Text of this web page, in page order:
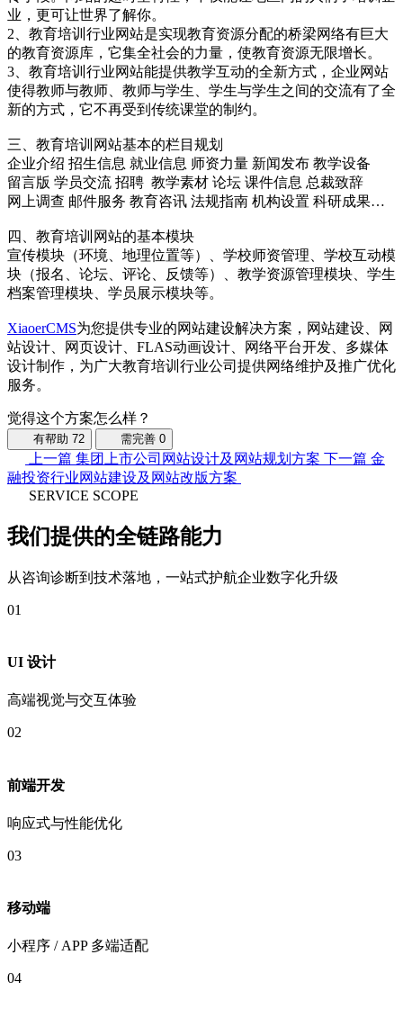
业，更可让世界了解你。
2、教育培训行业网站是实现教育资源分配的桥梁网络有巨大
的教育资源库，它集全社会的力量，使教育资源无限增长。
3、教育培训行业网站能提供教学互动的全新方式，企业网站
使得教师与教师、教师与学生、学生与学生之间的交流有了全
新的方式，它不再受到传统课堂的制约。
三、教育培训网站基本的栏目规划
企业介绍 招生信息 就业信息 师资力量 新闻发布 教学设备
留言版 学员交流 招聘 教学素材 论坛 课件信息 总裁致辞
网上调查 邮件服务 教育咨讯 法规指南 机构设置 科研成果…
四、教育培训网站的基本模块
宣传模块（环境、地理位置等）、学校师资管理、学校互动模
块（报名、论坛、评论、反馈等）、教学资源管理模块、学生
档案管理模块、学员展示模块等。
XiaoerCMS为您提供专业的网站建设解决方案，网站建设、网
站设计、网页设计、FLAS动画设计、网络平台开发、多媒体
设计制作，为广大教育培训行业公司提供网络维护及推广优化
服务。
觉得这个方案怎么样？
有帮助 72 需完善 0
上一篇 集团上市公司网站设计及网站规划方案 下一篇 金
融投资行业网站建设及网站改版方案
SERVICE SCOPE
我们提供的全链路能力
从咨询诊断到技术落地，一站式护航企业数字化升级
01
UI 设计
高端视觉与交互体验
02
前端开发
响应式与性能优化
03
移动端
小程序 / APP 多端适配
04